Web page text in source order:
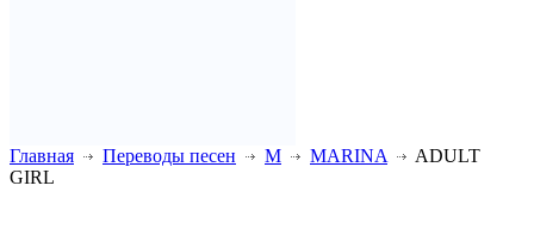
Главная Переводы песен M MARINA
ADULT
GIRL